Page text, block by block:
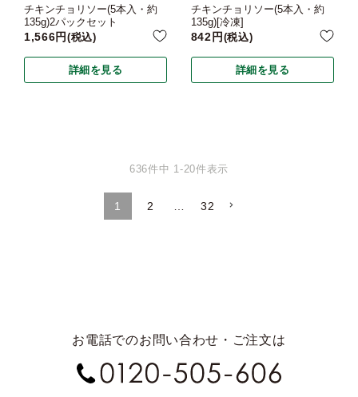
チキンチョリソー(5本入・約
135g)2パックセット
1,566 税込
詳細を見る
チキンチョリソー(5本入・約
135g)[冷凍]
842 税込
詳細を見る
636件中 1-20件表示
1 2 32
お電話でのお問い合わせ・ご注文は